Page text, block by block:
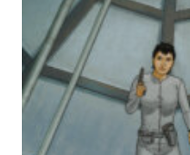
« Abandon des
Aldebaran, l’icône